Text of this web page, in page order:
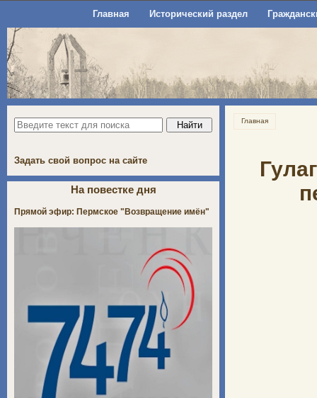
Главная Исторический раздел
Главная
Задать свой вопрос на сайте
На повестке дня
Прямой эфир: Пермское "Возвращение имён"